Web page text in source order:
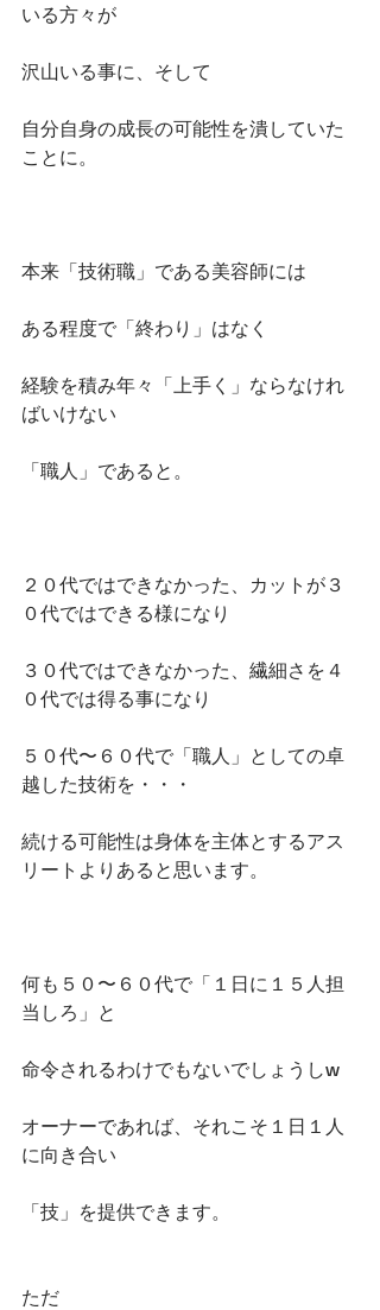
いる方々が
沢山いる事に、そして
自分自身の成長の可能性を潰していた
ことに。
本来「技術職」である美容師には
ある程度で「終わり」はなく
経験を積み年々「上手く」ならなけれ
ばいけない
「職人」であると。
２０代ではできなかった、カットが３
０代ではできる様になり
３０代ではできなかった、繊細さを４
０代では得る事になり
５０代〜６０代で「職人」としての卓
越した技術を・・・
続ける可能性は身体を主体とするアス
リートよりあると思います。
何も５０〜６０代で「１日に１５人担
当しろ」と
命令されるわけでもないでしょうしw
オーナーであれば、それこそ１日１人
に向き合い
「技」を提供できます。
ただ